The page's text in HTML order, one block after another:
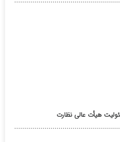
هیأت عالی نظارت